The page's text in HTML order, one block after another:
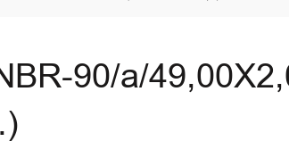
90/a/